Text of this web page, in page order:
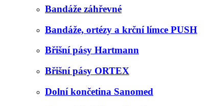
Bandáže záhřevné
Bandáže, ortézy a krční límce PUSH
Břišní pásy Hartmann
Břišní pásy ORTEX
Dolní končetina Sanomed